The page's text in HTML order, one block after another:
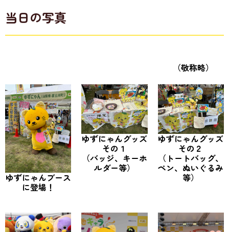
当日の写真
（敬称略）
ゆずにゃんブース
に登場！
ゆずにゃんグッズ
その１
（バッジ、キーホ
ルダー等）
ゆずにゃんグッズ
その２
（トートバッグ、
ペン、ぬいぐるみ
等）